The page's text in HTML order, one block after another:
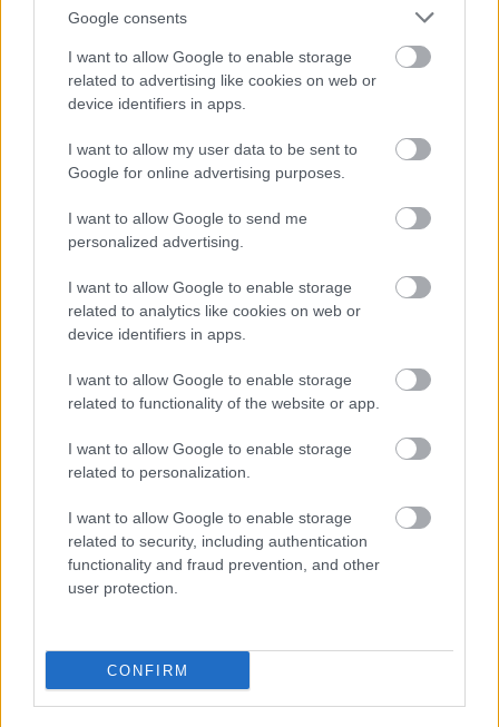
Google consents
I want to allow Google to enable storage
related to advertising like cookies on web or
device identifiers in apps.
I want to allow my user data to be sent to
Google for online advertising purposes.
I want to allow Google to send me
personalized advertising.
I want to allow Google to enable storage
related to analytics like cookies on web or
device identifiers in apps.
I want to allow Google to enable storage
related to functionality of the website or app.
I want to allow Google to enable storage
related to personalization.
I want to allow Google to enable storage
related to security, including authentication
functionality and fraud prevention, and other
user protection.
CONFIRM
Elolvasom
Számoljunk azzal, hogy hét középpályásunk van, és
azok közül játszik három. Lehet egyébként, hogy
rosszul gondolom, de ha olyanokkal szemben kell
pályára lépnünk, mint Bruno Fernandez vagy
kell tartanunk velük. Nyilván a stratégiai és taktikai
döntések az enyémek, és ezeket a döntéseket
annak a fényében hozom meg, hogy milyen az
ellenfeleink szintje, és milyen játékstílust követnek.
A BL-főtáblán a Ferencváros például egy olyan
hármas középpályával játszott, ahol nem volt
klasszikus 10-es. Ez egy olyan lehetőség, amit
Azt pedig, hogy milyen ellenfelekkel szemben kell
hogy most következő három Eb-mérkőzésen húsz
olyan játékos lesz ellenünk a pályán, akik részt
vettek a BL-elődöntőkön is.
akikkel játszani fogunk, mind eljuthat akár az Eb-n
az elődöntőig. Kettő szerintem döntős is lehet.